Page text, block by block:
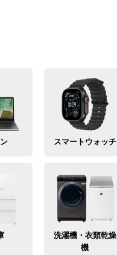
スマートウォッチ
洗濯機・衣類乾燥
機